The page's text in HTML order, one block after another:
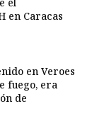
en Caracas
en Veroes
fuego, era
de